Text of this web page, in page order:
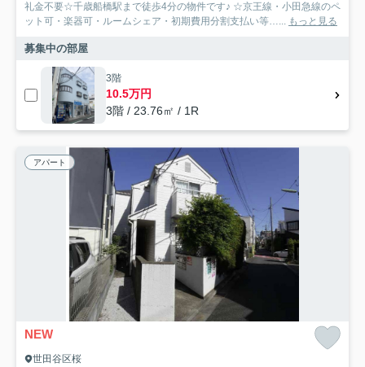
礼金不要☆千歳船橋駅まで徒歩4分の物件です♪ ☆京王線・小田急線のペ
ット可・楽器可・ルームシェア・初期費用分割支払い等…... もっと見る
募集中の部屋
3階
10.5万円
3階 / 23.76㎡ / 1R
アパート
NEW
世田谷区桜